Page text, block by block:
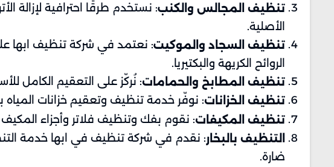
تنظيف المجالس والكنب: نستخدم طرقًا احترافية لإزالة
الأصلية.
تنظيف السجاد والموكيت: نعتمد في شركة تنظيف ابها
الروائح الكريهة والبكتيريا.
تنظيف المطابخ والحمامات: نُركّز على التعقيم الكامل
تنظيف الخزانات: نوفّر خدمة تنظيف وتعقيم خزانات
تنظيف المكيفات: نقوم بفك وتنظيف فلاتر وأجزاء المكيف
التنظيف بالبخار: نقدم في شركة تنظيف في ابها خدمة
ضارة.